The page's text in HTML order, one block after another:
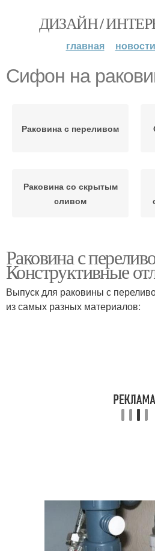
ДИЗАЙН /
главная новости
Сифон на
Раковина с переливом
Раковина со скрытым
сливом
Раковина с
Конструктивные
Выпуск для раковины с
из самых разных материалов: